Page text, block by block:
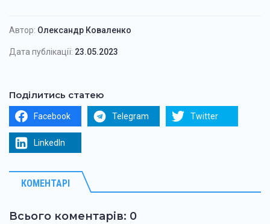
Автор: Олександр Коваленко
Дата публікації: 23.05.2023
Поділитись статею
Facebook Telegram Twitter
LinkedIn
КОМЕНТАРІ
Всього коментарів: 0